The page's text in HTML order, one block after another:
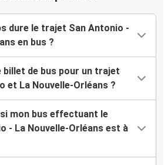
dure le trajet San Antonio -
en bus ?
billet de bus pour un trajet
et La Nouvelle-Orléans ?
mon bus effectuant le
- La Nouvelle-Orléans est à